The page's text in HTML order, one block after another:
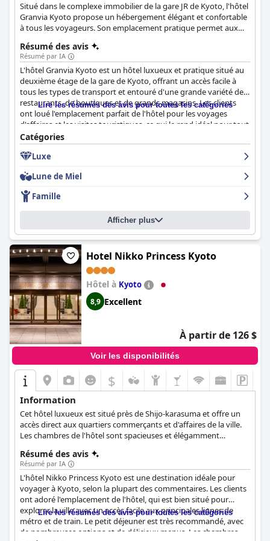
Situé dans le complexe immobilier de la gare JR de Kyoto, l'hôtel
Granvia Kyoto propose un hébergement élégant et confortable
à tous les voyageurs. Son emplacement pratique permet aux
du Japon qu'ils désirent, mais aussi à une abondance de
magasins, de restaurants, de musées et de théâtres qui sont
également inclus dans ce complexe immobilier.
Résumé des avis
Résumé par IA
L'hôtel Granvia Kyoto est un hôtel luxueux et pratique situé au
deuxième étage de la gare de Kyoto, offrant un accès facile à
tous les types de transport et entouré d'une grande variété de
restaurants, de boutiques et de grands magasins. Les clients
ont loué l'emplacement parfait de l'hôtel pour les voyages
d'affaires et les visites touristiques, ce qui le rend idéal pour tout
type de voyageur. Le petit déjeuner est composé de plats
occidentaux et japonais et est servi dans trois restaurants
différents. Les clients s'extasient sur la qualité de la nourriture
chambres sont spacieuses, propres et confortables, certaines
offrant même des vues spectaculaires sur la tour de Kyoto. Le
personnel est toujours poli et attentif et le service de
conciergerie va au-delà des attentes. Les familles voyageant
avec des enfants trouveront l'hôtel accueillant avec des lits pour
bébés fournis et même des biberons nettoyés. Si certains clients
ont trouvé les lits trop durs ou avec des bosses, la majorité a
apprécié la literie confortable et les nombreux oreillers. Dans
l'ensemble, les clients ont décrit leur séjour comme magnifique,
relaxant, confortable et luxueux, et beaucoup recommandent
l'hôtel comme un choix de premier ordre pour un séjour cinq
étoiles à Kyoto.
Lire les résumés des avis pour toutes les catégories
Catégories
Luxe
Lune de Miel
Famille
Afficher plus
Hotel Nikko Princess Kyoto
Hôtel à Kyoto
8,9 Excellent
À partir de 126 $
Voir les disponibilités
$
Information
Cet hôtel luxueux est situé près de Shijo-karasuma et offre un
accès direct aux quartiers commerçants et d'affaires de la ville.
Les chambres de l'hôtel sont spacieuses et élégamment
d'installations sont disponibles pour rendre le séjour de chaque
client aussi confortable et agréable que possible.
Résumé des avis
Résumé par IA
L'hôtel Nikko Princess Kyoto est une destination idéale pour
voyager à Kyoto, selon la plupart des commentaires. Les clients
ont adoré l'emplacement de l'hôtel, qui est bien situé pour
explorer la ville avec un accès facile aux principales lignes de
métro et de train. Le petit déjeuner est très recommandé, avec
de nombreuses options et de délicieux menus. Les chambres
Lire les résumés des avis pour toutes les catégories